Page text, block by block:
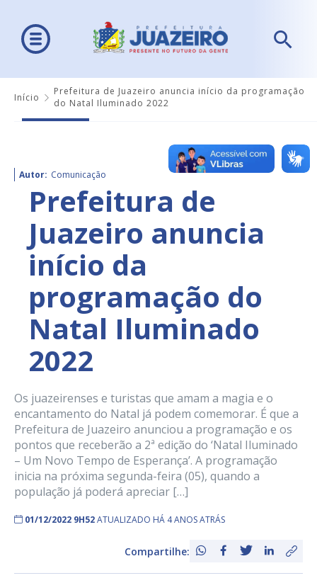
Início
Prefeitura de Juazeiro anuncia início da programação
do Natal Iluminado 2022
Autor: Comunicação
Prefeitura de
Juazeiro anuncia
início da
programação do
Natal Iluminado
2022
Os juazeirenses e turistas que amam a magia e o
encantamento do Natal já podem comemorar. É que a
Prefeitura de Juazeiro anunciou a programação e os
pontos que receberão a 2ª edição do ‘Natal Iluminado
– Um Novo Tempo de Esperança’. A programação
inicia na próxima segunda-feira (05), quando a
população já poderá apreciar […]
01/12/2022 9H52ATUALIZADO HÁ 4 ANOS ATRÁS
Compartilhe: